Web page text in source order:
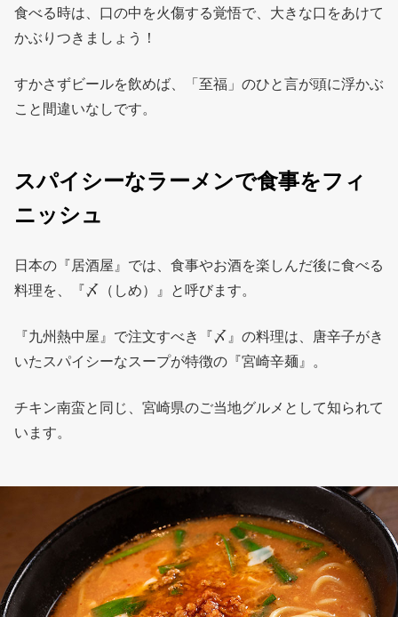
食べる時は、口の中を火傷する覚悟で、大きな口をあけて
かぶりつきましょう！
すかさずビールを飲めば、「至福」のひと言が頭に浮かぶ
こと間違いなしです。
スパイシーなラーメンで食事をフィ
ニッシュ
日本の『居酒屋』では、食事やお酒を楽しんだ後に食べる
料理を、『〆（しめ）』と呼びます。
『九州熱中屋』で注文すべき『〆』の料理は、唐辛子がき
いたスパイシーなスープが特徴の『宮崎辛麺』。
チキン南蛮と同じ、宮崎県のご当地グルメとして知られて
います。